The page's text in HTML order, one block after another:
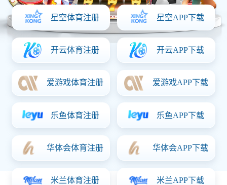
上一篇：电子营业执照亮照
下一篇：安博买球关于鸡爪类产品及原材料检验结果的声明
? 2018 安博买球股份有限公司 All rights reserved.
渝ICP备11000463号-2
渝公网安备 50011202503037号